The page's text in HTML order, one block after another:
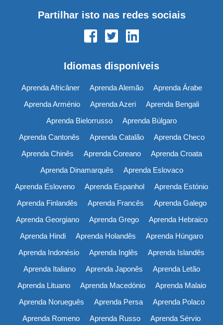
Partilhar isto nas redes sociais
Idiomas disponíveis
Aprenda Africâner Aprenda Alemão
Aprenda Árabe
Aprenda Arménio
Aprenda Azeri
Aprenda Bengali
Aprenda Bielorrusso
Aprenda Búlgaro
Aprenda Cantonês
Aprenda Catalão
Aprenda Checo
Aprenda Chinês
Aprenda Coreano
Aprenda Croata
Aprenda Dinamarquês
Aprenda Eslovaco
Aprenda Esloveno
Aprenda Espanhol
Aprenda Estónio
Aprenda Finlandês
Aprenda Francês
Aprenda Galego
Aprenda Georgiano
Aprenda Grego
Aprenda Hebraico
Aprenda Hindi
Aprenda Holandês
Aprenda Húngaro
Aprenda Indonésio
Aprenda Inglês
Aprenda Islandês
Aprenda Italiano
Aprenda Japonês
Aprenda Letão
Aprenda Lituano
Aprenda Macedónio
Aprenda Malaio
Aprenda Norueguês
Aprenda Persa
Aprenda Polaco
Aprenda Romeno
Aprenda Russo
Aprenda Sérvio